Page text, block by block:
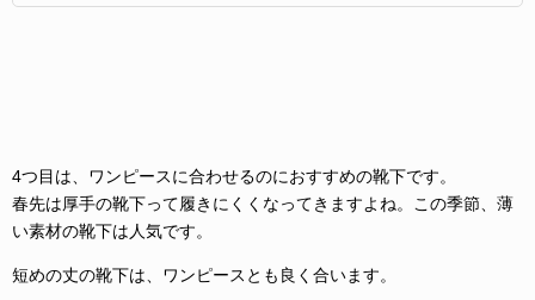
4つ目は、ワンピースに合わせるのにおすすめの靴下です。
春先は厚手の靴下って履きにくくなってきますよね。この季節、薄
い素材の靴下は人気です。
短めの丈の靴下は、ワンピースとも良く合います。